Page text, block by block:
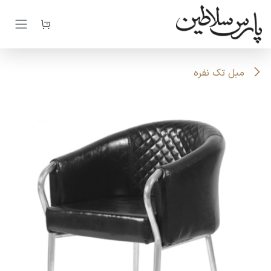
صرف نظر و مشاهده محتوا
مبل تک نفره